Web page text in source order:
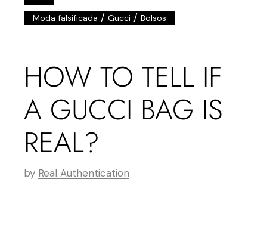
Moda falsificada /Gucci /Bolsos
HOW TO TELL IF
A GUCCI BAG IS
REAL?
by Real Authentication